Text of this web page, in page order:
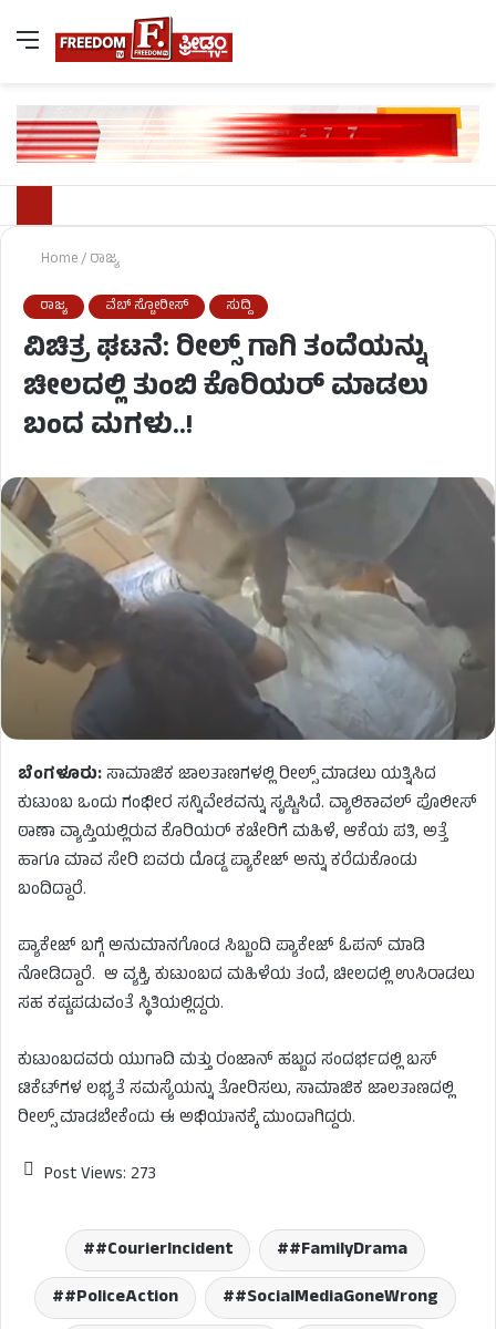
Home/ರಾಜ್ಯ
ರಾಜ್ಯ ವೆಬ್ ಸ್ಟೋರೀಸ್ ಸುದ್ದಿ
ವಿಚಿತ್ರ ಘಟನೆ: ರೀಲ್ಸ್ ಗಾಗಿ ತಂದೆಯನ್ನು
ಚೀಲದಲ್ಲಿ ತುಂಬಿ ಕೊರಿಯರ್ ಮಾಡಲು
ಬಂದ ಮಗಳು..!
ಬೆಂಗಳೂರು:ಸಾಮಾಜಿಕ ಜಾಲತಾಣಗಳಲ್ಲಿ ರೀಲ್ಸ್ ಮಾಡಲು ಯತ್ನಿಸಿದ
ಕುಟುಂಬ ಒಂದು ಗಂಭೀರ ಸನ್ನಿವೇಶವನ್ನು ಸೃಷ್ಟಿಸಿದೆ. ವ್ಯಾಲಿಕಾವಲ್ ಪೊಲೀಸ್
ಠಾಣಾ ವ್ಯಾಪ್ತಿಯಲ್ಲಿರುವ ಕೊರಿಯರ್ ಕಚೇರಿಗೆ ಮಹಿಳೆ, ಆಕೆಯ ಪತಿ, ಅತ್ತೆ
ಹಾಗೂ ಮಾವ ಸೇರಿ ಐವರು ದೊಡ್ಡ ಪ್ಯಾಕೇಜ್ ಅನ್ನು ಕರೆದುಕೊಂಡು
ಬಂದಿದ್ದಾರೆ.
ಪ್ಯಾಕೇಜ್ ಬಗ್ಗೆ ಅನುಮಾನಗೊಂಡ ಸಿಬ್ಬಂದಿ ಪ್ಯಾಕೇಜ್ ಓಪನ್​​ ಮಾಡಿ
ನೋಡಿದ್ದಾರೆ. ಆ ವ್ಯಕ್ತಿ, ಕುಟುಂಬದ ಮಹಿಳೆಯ ತಂದೆ, ಚೀಲದಲ್ಲಿ ಉಸಿರಾಡಲು
ಸಹ ಕಷ್ಟಪಡುವಂತೆ ಸ್ಥಿತಿಯಲ್ಲಿದ್ದರು.
ಕುಟುಂಬದವರು ಯುಗಾದಿ ಮತ್ತು ರಂಜಾನ್ ಹಬ್ಬದ ಸಂದರ್ಭದಲ್ಲಿ ಬಸ್
ಟಿಕೆಟ್‌ಗಳ ಲಭ್ಯತೆ ಸಮಸ್ಯೆಯನ್ನು ತೋರಿಸಲು, ಸಾಮಾಜಿಕ ಜಾಲತಾಣದಲ್ಲಿ
ರೀಲ್ಸ್ ಮಾಡಬೇಕೆಂದು ಈ ಅಭಿಯಾನಕ್ಕೆ ಮುಂದಾಗಿದ್ದರು.
Post Views: 273
#CourierIncident
#FamilyDrama
#PoliceAction
#SocialMediaGoneWrong